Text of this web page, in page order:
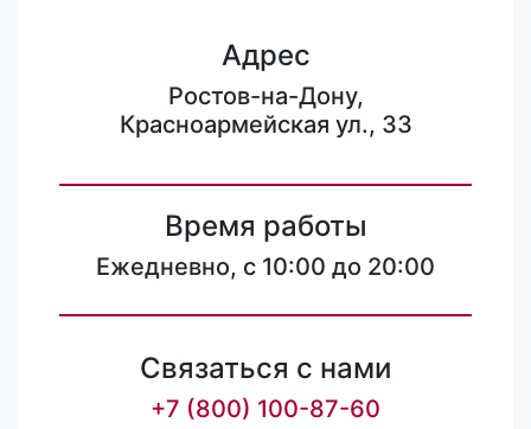
Адрес
Ростов-на-Дону,
Красноармейская ул., 33
Время работы
Ежедневно, с 10:00 до 20:00
Связаться с нами
+7 (800) 100-87-60